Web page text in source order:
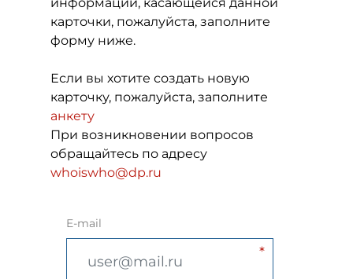
карточки, пожалуйста, заполните
форму ниже.
Если вы хотите создать новую
карточку, пожалуйста, заполните
анкету
При возникновении вопросов
обращайтесь по адресу
whoiswho@dp.ru
E-mail